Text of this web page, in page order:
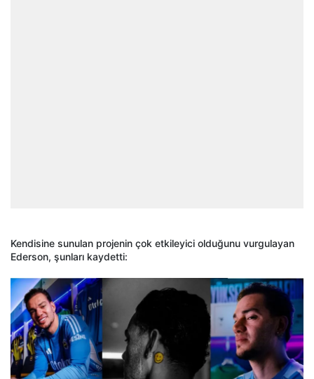
Kendisine sunulan projenin çok etkileyici olduğunu vurgulayan
Ederson, şunları kaydetti: